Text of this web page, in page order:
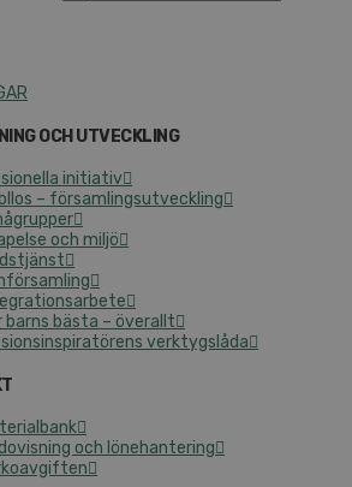
OCH UTVECKLING
initiativ
– församlingsutveckling
och miljö
barns bästa – överallt
verktygslåda
och lönehantering